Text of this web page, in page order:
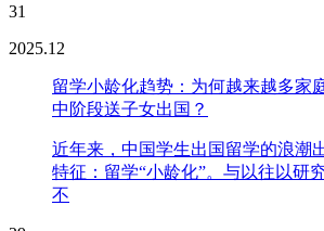
31
2025.12
留学小龄化趋势：为何越来越多家
中阶段送子女出国？
近年来，中国学生出国留学的浪潮
特征：留学“小龄化”。与以往以研
不